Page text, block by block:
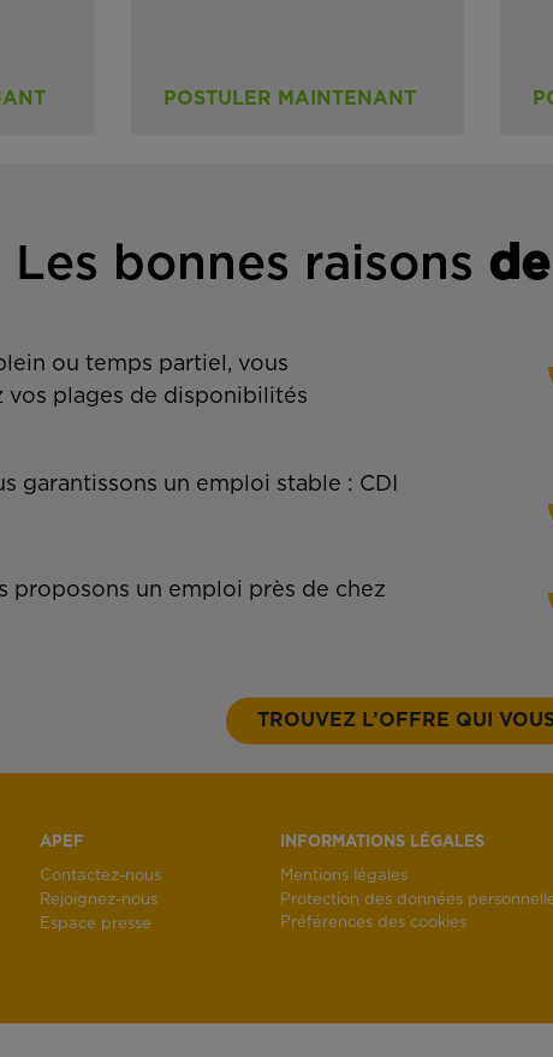
POSTULER MAINTENANT
Les bonnes raisons
ou temps partiel, vous
vos plages de disponibilités
garantissons un emploi stable : CDI
proposons un emploi près de chez
TROUVEZ L’OFFRE QUI
APEF
Contactez-nous
Rejoignez-nous
Espace presse
INFORMATIONS LÉGALES
Mentions légales
Protection des données
Préférences des cookies